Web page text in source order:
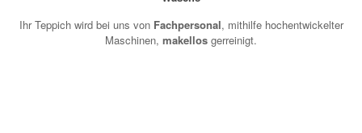
Ihr Teppich wird bei uns von Fachpersonal, mithilfe hochentwickelter
Maschinen, makellos gerreinigt.